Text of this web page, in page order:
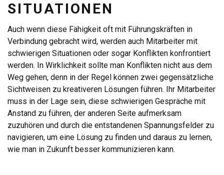
SITUATIONEN
Auch wenn diese Fähigkeit oft mit Führungskräften in
Verbindung gebracht wird, werden auch Mitarbeiter mit
schwierigen Situationen oder sogar Konflikten konfrontiert
werden. In Wirklichkeit sollte man Konflikten nicht aus dem
Weg gehen, denn in der Regel können zwei gegensätzliche
Sichtweisen zu kreativeren Lösungen führen. Ihr Mitarbeiter
muss in der Lage sein, diese schwierigen Gespräche mit
Anstand zu führen, der anderen Seite aufmerksam
zuzuhören und durch die entstandenen Spannungsfelder zu
navigieren, um eine Lösung zu finden und daraus zu lernen,
wie man in Zukunft besser kommunizieren kann.